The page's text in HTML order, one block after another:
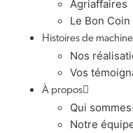
Agriaffaires
Le Bon Coin
Histoires de
Nos
Vos
À propos
Qui
Notre